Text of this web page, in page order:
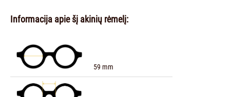
Informacija apie šį akinių rėmelį:
59 mm